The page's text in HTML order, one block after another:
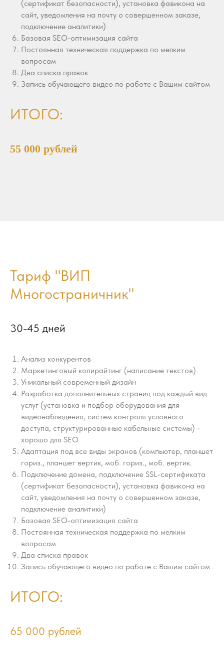
(сертификат безопасности), установка фавикона на
сайт, уведомления на почту о совершенном заказе,
подключение аналитики)
Базовая SEO-оптимизация сайта
Постоянная техническая поддержка по мелким
вопросам
Два списка правок
Запись обучающего видео по работе с Вашим сайтом
ИТОГО:
55 000 рублей
Тариф "ВИП
Многостраничник"
30-45 дней
Анализ конкурентов
Маркетинговый копирайтинг (написание текстов)
Уникальный современный дизайн
Разработка дополнительных страниц под каждый вид
услуг (установка и подбор оборудования для
видеонаблюдения, систем контроля условного
доступа, структурированные кабельные системы) -
хорошо для SEO
Адаптация под все виды экранов (компьютер, планшет
гориз., планшет вертик, моб. гориз., моб. вертик.
Подключение домена, подключение SSL-сертификата
(сертификат безопасности), установка фавикона на
сайт, уведомления на почту о совершенном заказе,
подключение аналитики)
Базовая SEO-оптимизация сайта
Постоянная техническая поддержка по мелким
вопросам
Два списка правок
Запись обучающего видео по работе с Вашим сайтом
ИТОГО:
65 000 рублей